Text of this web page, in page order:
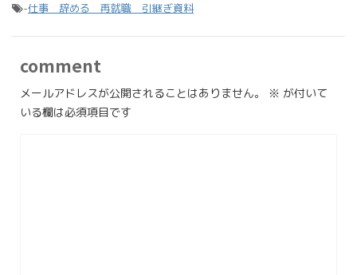
-仕事 辞める 再就職 引継ぎ資料
comment
メールアドレスが公開されることはありません。 ※ が付いて
いる欄は必須項目です